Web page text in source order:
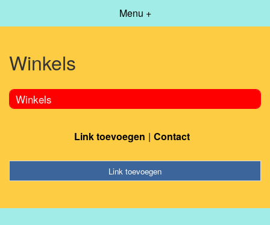
Menu +
Winkels
Winkels
Link toevoegen Contact
Link toevoegen